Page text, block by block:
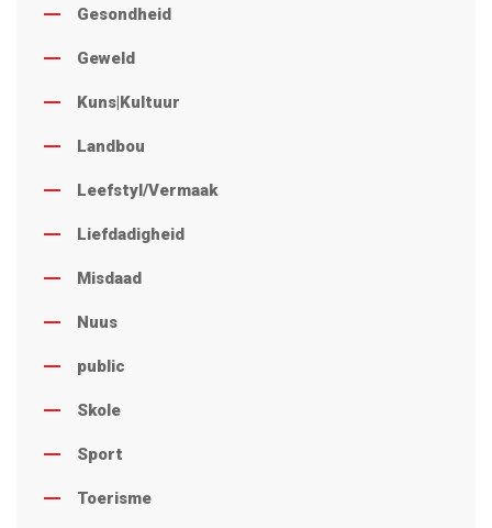
Gesondheid
Geweld
Kuns|Kultuur
Landbou
Leefstyl/Vermaak
Liefdadigheid
Misdaad
Nuus
public
Skole
Sport
Toerisme